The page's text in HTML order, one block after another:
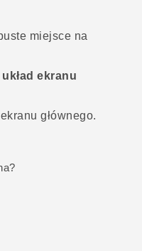
miejsce na
ekranu
głównego.